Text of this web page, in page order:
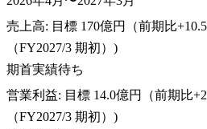
売上高: 目標 170億円（前期比
（FY2027/3 期初）)
期首実績待ち
営業利益: 目標 14.0億円（前期比
（FY2027/3 期初）)